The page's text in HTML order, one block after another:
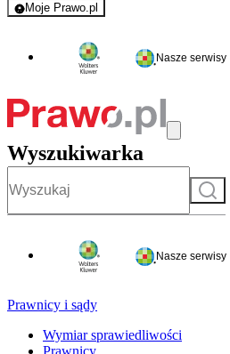
Moje Prawo.pl
- rejestracja i logowanie do serwisu
Nasze serwisy
Wyszukiwarka
Szukaj
Nasze serwisy
Prawnicy i sądy
Wymiar sprawiedliwości